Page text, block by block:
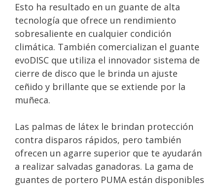
Esto ha resultado en un guante de alta
tecnología que ofrece un rendimiento
sobresaliente en cualquier condición
climática. También comercializan el guante
evoDISC que utiliza el innovador sistema de
cierre de disco que le brinda un ajuste
ceñido y brillante que se extiende por la
muñeca.
Las palmas de látex le brindan protección
contra disparos rápidos, pero también
ofrecen un agarre superior que te ayudarán
a realizar salvadas ganadoras. La gama de
guantes de portero PUMA están disponibles